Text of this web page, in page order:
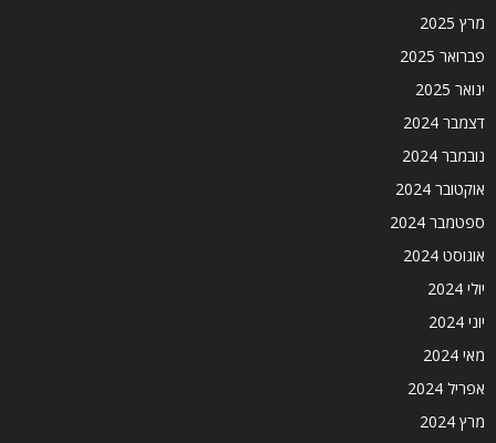
מרץ 2025
פברואר 2025
ינואר 2025
דצמבר 2024
נובמבר 2024
אוקטובר 2024
ספטמבר 2024
אוגוסט 2024
יולי 2024
יוני 2024
מאי 2024
אפריל 2024
מרץ 2024